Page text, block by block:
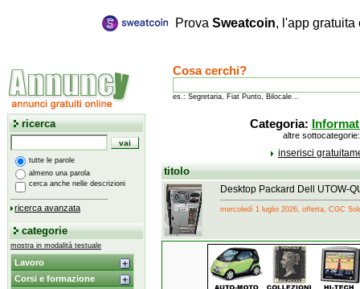
Prova Sweatcoin, l'app
Cosa cerchi?
es.: Segretaria, Fiat Punto, Bilocale...
ricerca
tutte le parole
almeno una parola
cerca anche nelle descrizioni
ricerca avanzata
categorie
mostra in modalità testuale
Lavoro
Corsi e formazione
Categoria:
altre
inserisci
titolo
Desktop Packard Dell UTOW-
mercoledì 1 luglio 2026, offerta, CGC